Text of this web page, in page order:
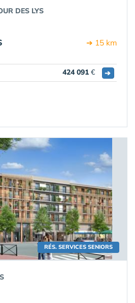
DES LYS
➔ 15 km
424 091 € ➔
RÉS. SERVICES SENIORS